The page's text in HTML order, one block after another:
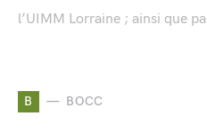
l’UIMM Lorraine ; ainsi que
B BOCC